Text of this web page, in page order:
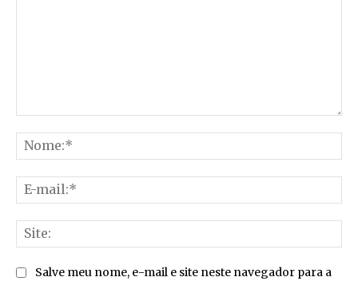
Salve meu nome, e-mail e site neste navegador para a